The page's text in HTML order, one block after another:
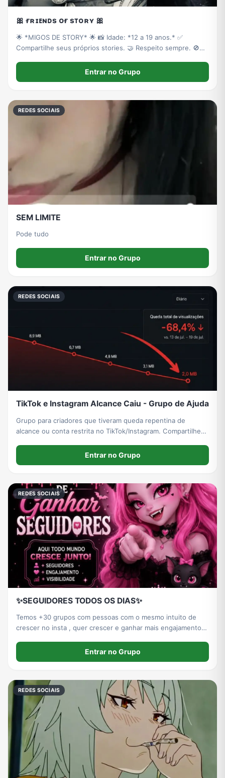
🎀 ғʀɪᴇɴᴅs ᴏғ sᴛᴏʀʏ 🎀
🌟 *MIGOS DE STORY* 🌟 📸 Idade: *12 a 19 anos.* ✅
Compartilhe seus próprios stories. 🤝 Respeito sempre. 🚫
interagir e se divertir! 🎀 *Seja bem-vindo(a)!* 🎀
Entrar no Grupo
REDES SOCIAIS
SEM LIMITE
Pode tudo
Entrar no Grupo
REDES SOCIAIS
TikTok e Instagram Alcance Caiu - Grupo de Ajuda
Grupo para criadores que tiveram queda repentina de
alcance ou conta restrita no TikTok/Instagram. Compartilhe
gente o que funciona pra recuperar o alcance.
Entrar no Grupo
REDES SOCIAIS
✨SEGUIDORES TODOS OS DIAS✨
Temos +30 grupos com pessoas com o mesmo intuito de
crescer no insta , quer crescer e ganhar mais engajamento?
Entrar no Grupo
REDES SOCIAIS